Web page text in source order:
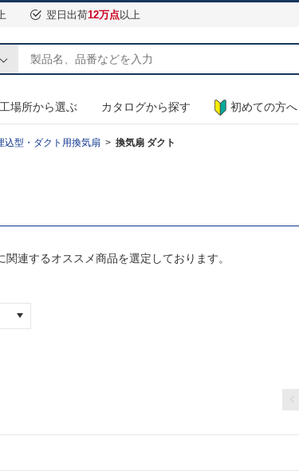
翌日出荷12万点以上
場所から選ぶ カタログから探す 初めての方へ
込型・ダクト用換気扇 換気扇 ダクト
連するオススメ商品を選定しております。